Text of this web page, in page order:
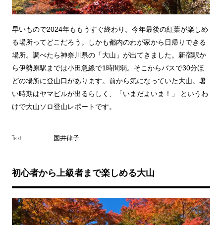
早いもので2024年ももうすぐ終わり。今年最後の紅葉が楽しめ
る場所ってどこだろう。しかも都内のわが家から日帰りできる
場所。調べたら神奈川県の「大山」が出てきました。新宿駅か
ら伊勢原駅までは小田急線で1時間弱。そこからバスで30分ほ
どの場所に登山口があります。前から気になっていた大山。暑
い時期はヤマビルが出るらしく、「いまだよいま！」 というわ
けで大山ソロ登山レポートです。
Text 国井律子
初心者から上級者まで楽しめる大山